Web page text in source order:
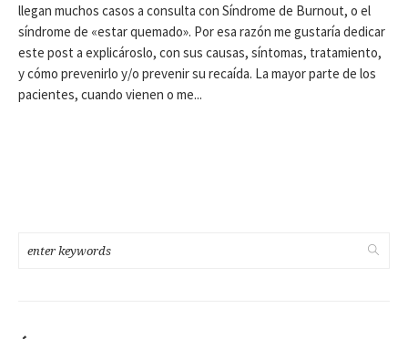
llegan muchos casos a consulta con Síndrome de Burnout, o el
síndrome de «estar quemado». Por esa razón me gustaría dedicar
este post a explicároslo, con sus causas, síntomas, tratamiento,
y cómo prevenirlo y/o prevenir su recaída. La mayor parte de los
pacientes, cuando vienen o me...